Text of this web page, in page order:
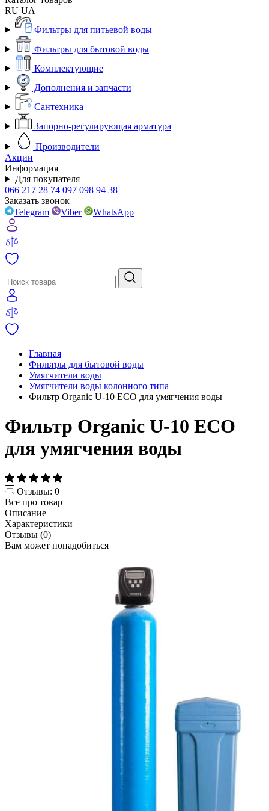
RU UA
Фильтры для питьевой воды
Фильтры для бытовой воды
Комплектующие
Дополнения и запчасти
Сантехника
Запорно-регулирующая арматура
Производители
Акции
Информация
Для покупателя
066 217 28 74 097 098 94 38
Заказать звонок
Telegram
Viber WhatsApp
Главная
Фильтры для бытовой воды
Умягчители воды
Умягчители воды колонного типа
Фильтр Organic U-10 ECO для умягчения воды
Фильтр Organic U-10 ECO
для умягчения воды
Отзывы: 0
Все про товар
Описание
Характеристики
Отзывы (0)
Вам может понадобиться